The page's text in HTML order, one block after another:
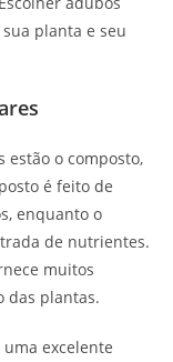
planta e seu
estão o composto,
é feito de
enquanto o
de nutrientes.
muitos
das plantas.
excelente